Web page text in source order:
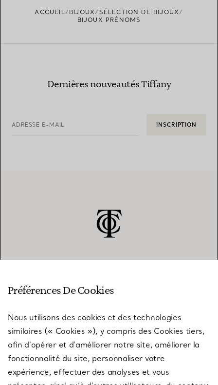
ACCUEIL BIJOUX
SÉLECTION DE BIJOUX
BIJOUX PRÉNOMS
Dernières nouveautés Tiffany
ADRESSE E-MAIL INSCRIPTION
SERVICES
À PROPOS
Préférences De Cookies
Nous utilisons des cookies et des technologies
similaires (« Cookies »), y compris des Cookies tiers,
afin d’opérer et d’améliorer notre site, améliorer la
fonctionnalité du site, personnaliser votre
expérience, effectuer des analyses et vous